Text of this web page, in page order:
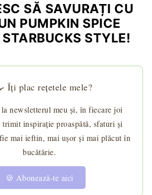
SĂ SAVURAȚI CU
PUMPKIN SPICE
STYLE!
Îți plac rețetele mele?
newsletterul meu și, în fiecare joi
inspirație proaspătă, sfaturi și
mai ieftin, mai ușor și mai plăcut în
bucătărie.
🍪 Abonează-te aici